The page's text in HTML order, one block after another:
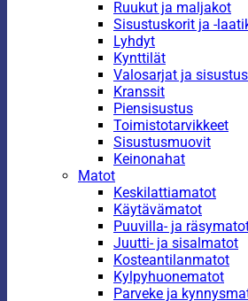
Ruukut ja maljakot
Sisustuskorit ja -
Lyhdyt
Kynttilät
Valosarjat ja
Kranssit
Piensisustus
Toimistotarvikkeet
Sisustusmuovit
Keinonahat
Matot
Keskilattiamatot
Käytävämatot
Puuvilla- ja
Juutti- ja sisalmatot
Kosteantilanmatot
Kylpyhuonematot
Parveke ja